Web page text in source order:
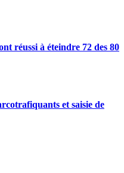
réussi à éteindre 72 des 80
et saisie de